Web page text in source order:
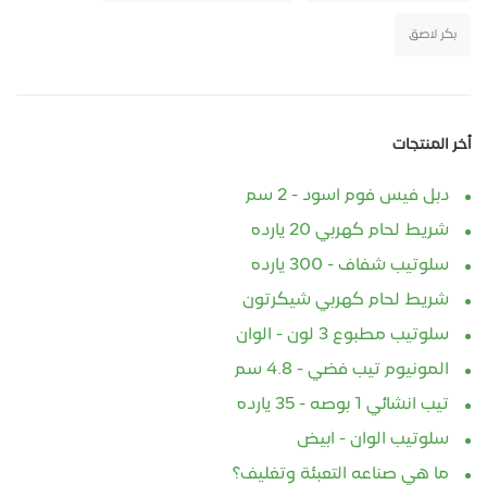
بكر لاصق
أخر المنتجات
دبل فيس فوم اسود - 2 سم
شريط لحام كهربي 20 يارده
سلوتيب شفاف - 300 يارده
شريط لحام كهربي شيكرتون
سلوتيب مطبوع 3 لون - الوان
المونيوم تيب فضي - 4.8 سم
تيب انشائي 1 بوصه - 35 يارده
سلوتيب الوان - ابيض
ما هي صناعه التعبئة وتغليف؟